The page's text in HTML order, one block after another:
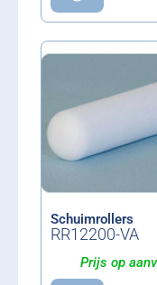
Schuimrollers
RR12200-VA
Prijs op